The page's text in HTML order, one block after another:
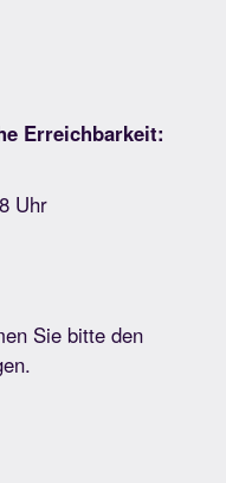
Erreichbarkeit:
Uhr
Sie bitte den